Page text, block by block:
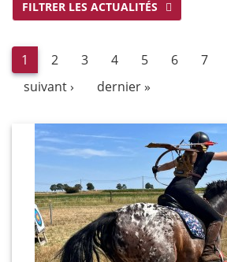
FILTRER LES ACTUALITÉS
1 2 3 4 5 6 7
suivant ›
dernier »